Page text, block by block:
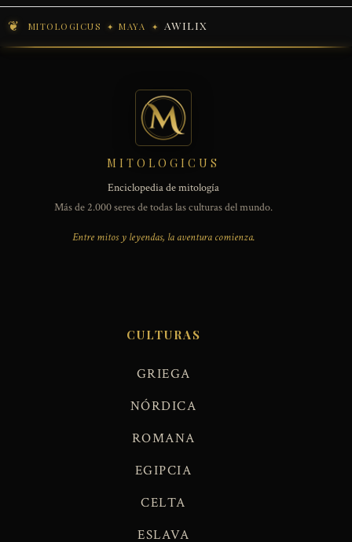
MITOLOGICUS MAYA AWILIX
MITOLOGICUS
Enciclopedia de mitología
Más de 2.000 seres de todas las culturas del mundo.
Entre mitos y leyendas, la aventura comienza.
CULTURAS
GRIEGA
NÓRDICA
ROMANA
EGIPCIA
CELTA
ESLAVA